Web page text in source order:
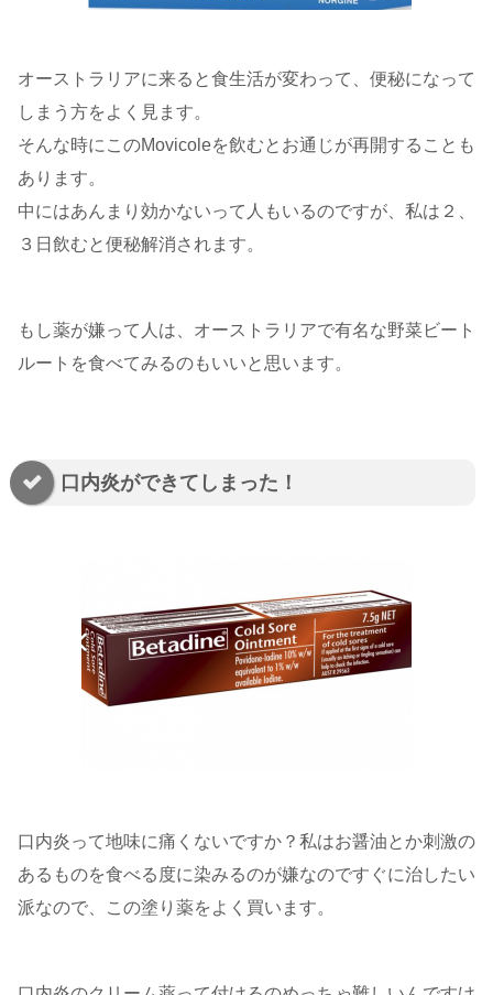
オーストラリアに来ると食生活が変わって、便秘になって
しまう方をよく見ます。
そんな時にこのMovicoleを飲むとお通じが再開することも
あります。
中にはあんまり効かないって人もいるのですが、私は２、
３日飲むと便秘解消されます。
もし薬が嫌って人は、オーストラリアで有名な野菜ビート
ルートを食べてみるのもいいと思います。
口内炎ができてしまった！
口内炎って地味に痛くないですか？私はお醤油とか刺激の
あるものを食べる度に染みるのが嫌なのですぐに治したい
派なので、この塗り薬をよく買います。